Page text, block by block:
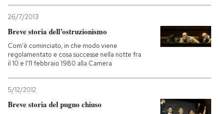
26/7/2013
Breve storia dell’ostruzionismo
Com'è cominciato, in che modo viene
regolamentato e cosa successe nella notte fra
il 10 e l'11 febbraio 1980 alla Camera
5/12/2012
Breve storia del pugno chiuso